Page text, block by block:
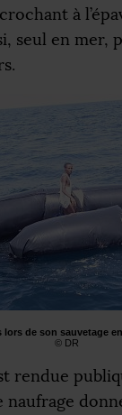
à
seul en mer,
lors de son sauvetage
© DR
rendue
naufrage